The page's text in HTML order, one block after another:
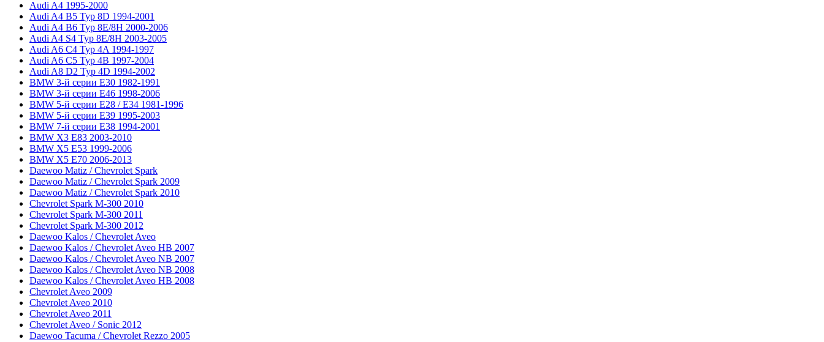
Audi A4 1995-2000
Audi A4 B5 Typ 8D 1994-2001
Audi A4 B6 Typ 8E/8H 2000-2006
Audi A4 S4 Typ 8E/8H 2003-2005
Audi A6 C4 Typ 4A 1994-1997
Audi A6 C5 Typ 4B 1997-2004
Audi A8 D2 Typ 4D 1994-2002
BMW 3-й серии E30 1982-1991
BMW 3-й серии E46 1998-2006
BMW 5-й серии E28 / E34 1981-1996
BMW 5-й серии E39 1995-2003
BMW 7-й серии E38 1994-2001
BMW X3 E83 2003-2010
BMW X5 E53 1999-2006
BMW X5 E70 2006-2013
Daewoo Matiz / Chevrolet Spark
Daewoo Matiz / Chevrolet Spark 2009
Daewoo Matiz / Chevrolet Spark 2010
Chevrolet Spark M-300 2010
Chevrolet Spark M-300 2011
Chevrolet Spark M-300 2012
Daewoo Kalos / Chevrolet Aveo
Daewoo Kalos / Chevrolet Aveo HB 2007
Daewoo Kalos / Chevrolet Aveo NB 2007
Daewoo Kalos / Chevrolet Aveo NB 2008
Daewoo Kalos / Chevrolet Aveo HB 2008
Chevrolet Aveo 2009
Chevrolet Aveo 2010
Chevrolet Aveo 2011
Chevrolet Aveo / Sonic 2012
Daewoo Tacuma / Chevrolet Rezzo 2005